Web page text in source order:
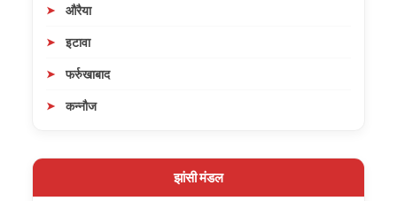
औरैया
इटावा
फर्रुखाबाद
कन्नौज
झांसी मंडल